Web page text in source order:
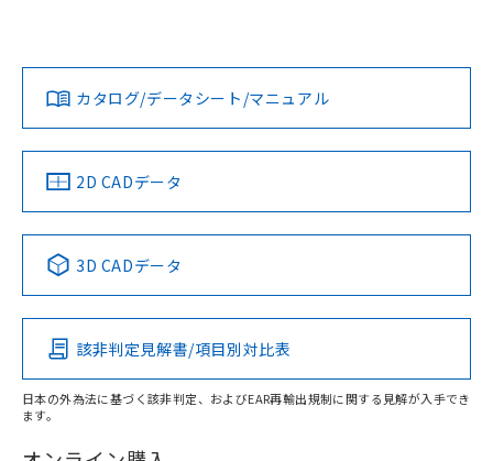
L: 12mm以上、φd: 70mm以上、D: 12mm以上、m: 12mm
以上、n: 70mm以上
金属埋め込み
鉄材
l: 0mm以上、φd: 12mm以上、D: 0mm以上、m: 12mm以
アルミ材
l: 12mm以上、φd: 70mm以上、D: 12mm以上、m: 12mm
検出領域
ダウンロードデータをご利用いただく前に、以下を必ずお読
みください。
ソフトウェアの使用条件
対応済み
中国 RoHS 注意事項・凡例
Pb Hg Cd Cr(VI)
O
在庫等で未対応品が混在する可能性があります。
カタログ/データシート/マニュアル
2D CADデータ
3D CADデータ
該非判定見解書/項目別対比表
日本の外為法に基づく該非判定、およびEAR再輸出規制に関する見解が入手でき
ます。